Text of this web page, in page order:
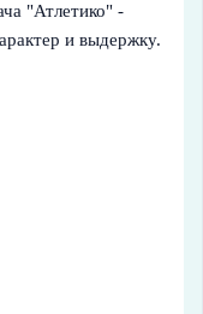
"Атлетико" -
и выдержку.